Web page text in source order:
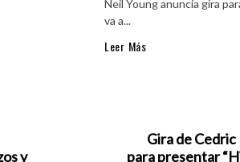
Neil Young anuncia gira
va a...
Leer Más
y
Gira de
para presentar